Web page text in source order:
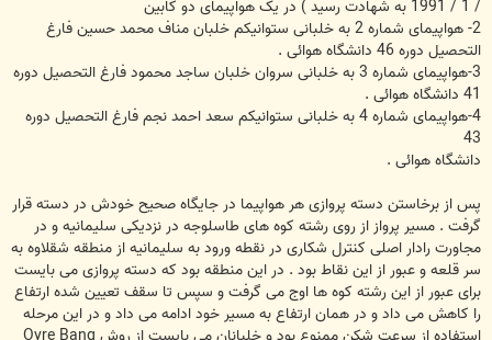
/ 1 / 1991 به شهادت رسید ) در یک هواپیمای دو کابین
2- هواپیمای شماره 2 به خلبانی ستوانیکم خلبان مناف محمد حسين فارغ
التحصیل دوره 46 دانشگاه هوائی .
3-هواپیمای شماره 3 به خلبانی سروان خلبان ساجد محمود فارغ التحصیل دوره
41 دانشگاه هوائی .
4-هواپیمای شماره 4 به خلبانی ستوانیکم سعد احمد نجم فارغ التحصیل دوره
43
دانشگاه هوائی .
پس از برخاستن دسته پروازی هر هواپیما در جایگاه صحیح خودش در دسته قرار
گرفت . مسیر پرواز از روی رشته کوه های طاسلوجه در نزدیکی سلیمانیه و در
مجاورت رادار اصلی کنترل شکاری در نقطه ورود به سلیمانیه از منطقه شقلاوه به
سر قلعه و عبور از این نقاط بود . در این منطقه بود که دسته پروازی می بایست
برای عبور از این رشته کوه ها اوج می گرفت و سپس تا سقف تعیین شده ارتفاع
را کاهش می داد و در همان ارتفاع به مسیر خود ادامه می داد و در این مرحله